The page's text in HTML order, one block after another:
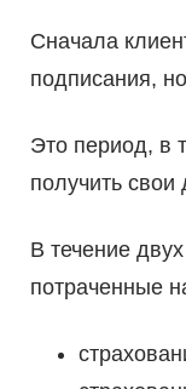
Сначала
подписания,
Это период, в
получить свои
В течение
потраченные